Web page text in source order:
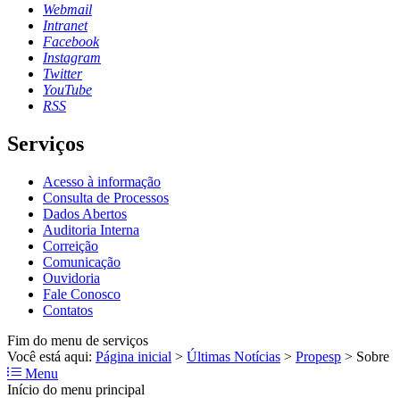
Webmail
Intranet
Facebook
Instagram
Twitter
YouTube
RSS
Serviços
Acesso à informação
Consulta de Processos
Dados Abertos
Auditoria Interna
Correição
Comunicação
Ouvidoria
Fale Conosco
Contatos
Fim do menu de serviços
Você está aqui: Página inicial > Últimas Notícias > Propesp > Sobre
Menu
Início do menu principal